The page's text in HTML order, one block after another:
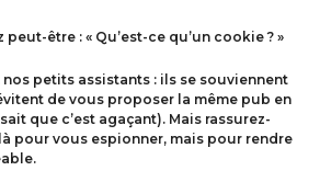
être : « Qu’est-ce qu’un cookie ? »
petits assistants : ils se souviennent
de vous proposer la même pub en
que c’est agaçant). Mais rassurez-
pour vous espionner, mais pour rendre